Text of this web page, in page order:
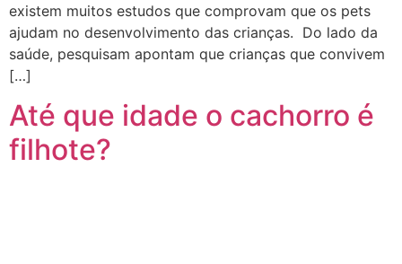
existem muitos estudos que comprovam que os pets
ajudam no desenvolvimento das crianças. Do lado da
saúde, pesquisam apontam que crianças que convivem
[…]
Até que idade o cachorro é
filhote?